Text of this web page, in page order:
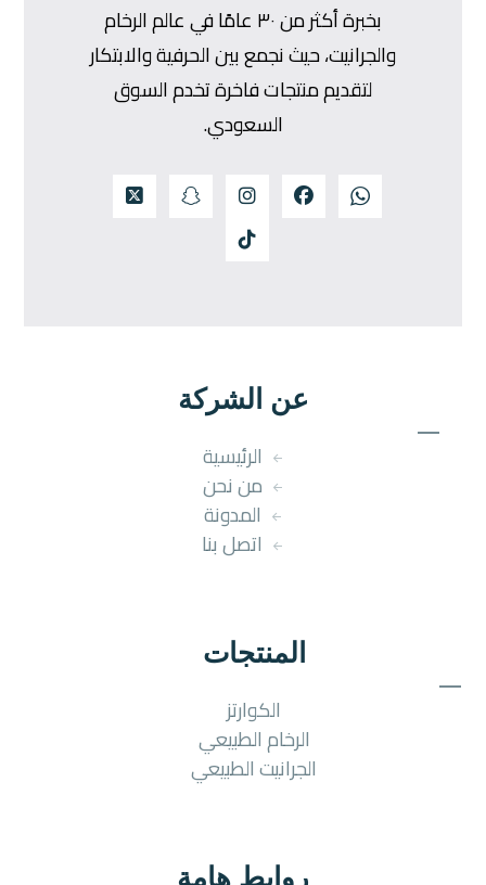
بخبرة أكثر من ٣٠ عامًا في عالم الرخام
والجرانيت، حيث نجمع بين الحرفية والابتكار
لتقديم منتجات فاخرة تخدم السوق
السعودي.
عن الشركة
الرئيسية
من نحن
المدونة
اتصل بنا
المنتجات
الكوارتز
الرخام الطبيعي
الجرانيت الطبيعي
روابط هامة